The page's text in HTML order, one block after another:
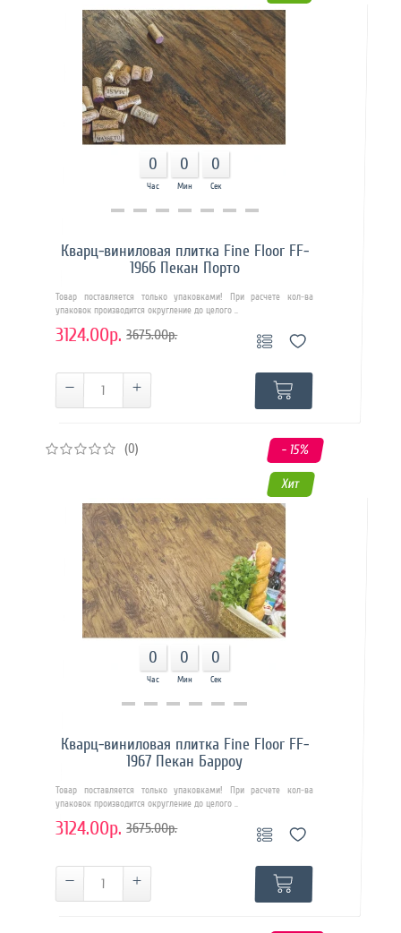
0
Час
0
Мин
0
Сек
Купить в 1 клик
Кварц-виниловая плитка Fine Floor FF-
1966 Пекан Порто
Товар поставляется только упаковками! При расчете кол-ва
упаковок производится округление до целого ..
3124.00р. 3675.00р.
0
Час
0
Мин
0
Сек
(0) - 15%
Хит
Купить в 1 клик
Кварц-виниловая плитка Fine Floor FF-
1967 Пекан Барроу
Товар поставляется только упаковками! При расчете кол-ва
упаковок производится округление до целого ..
3124.00р. 3675.00р.